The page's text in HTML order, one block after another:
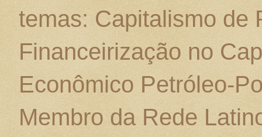
temas: Capitalismo de
Financeirização no
Econômico Petróleo-
Membro da Rede